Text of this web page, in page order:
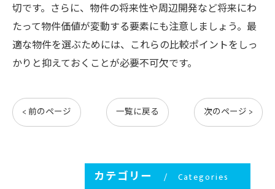
切です。さらに、物件の将来性や周辺開発など将来にわ
たって物件価値が変動する要素にも注意しましょう。最
適な物件を選ぶためには、これらの比較ポイントをしっ
かりと抑えておくことが必要不可欠です。
< 前のページ 一覧に戻る 次のページ >
カテゴリー Categories